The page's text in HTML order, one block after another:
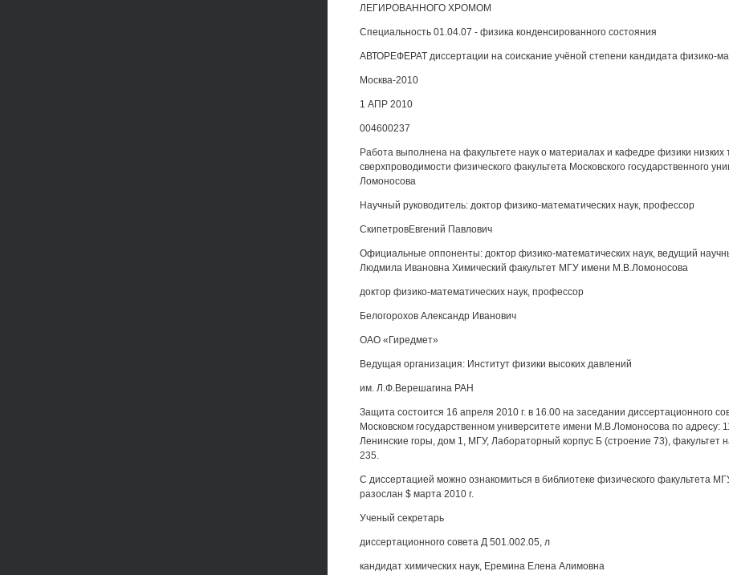
ЛЕГИРОВАННОГО ХРОМОМ
Специальность 01.04.07 - физика конденсированного состояния
АВТОРЕФЕРАТ диссертации на соискание учёной степени кандидата физико-
Москва-2010
1 АПР 2010
004600237
Работа выполнена на факультете наук о материалах и кафедре физики низких
сверхпроводимости физического факультета Московского государственного
Ломоносова
Научный руководитель: доктор физико-математических наук, профессор
СкипетровЕвгений Павлович
Официальные оппоненты: доктор физико-математических наук, ведущий
Людмила Ивановна Химический факультет МГУ имени М.В.Ломоносова
доктор физико-математических наук, профессор
Белогорохов Александр Иванович
ОАО «Гиредмет»
Ведущая организация: Институт физики высоких давлений
им. Л.Ф.Верешагина РАН
Защита состоится 16 апреля 2010 г. в 16.00 на заседании диссертационного
Московском государственном университете имени М.В.Ломоносова по адресу:
Ленинские горы, дом 1, МГУ, Лабораторный корпус Б (строение 73), факультет
235.
С диссертацией можно ознакомиться в библиотеке физического факультета
разослан $ марта 2010 г.
Ученый секретарь
диссертационного совета Д 501.002.05, л
кандидат химических наук, Еремина Елена Алимовна